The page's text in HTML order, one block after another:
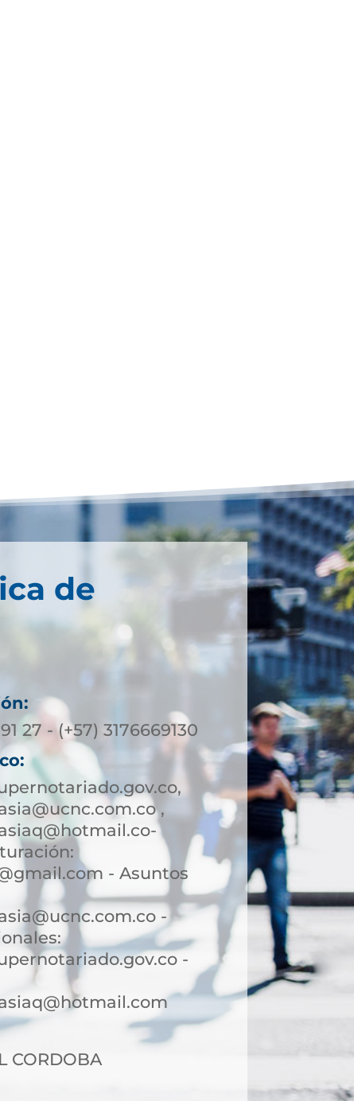
de
27 - (+57) 3176669130
,
- Asuntos
-
-
CORDOBA